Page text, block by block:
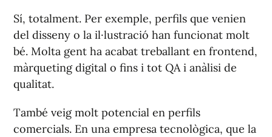
Sí, totalment. Per exemple, perfils que venien
del disseny o la il·lustració han funcionat molt
bé. Molta gent ha acabat treballant en frontend,
màrqueting digital o fins i tot QA i anàlisi de
qualitat.
També veig molt potencial en perfils
comercials. En una empresa tecnològica, que la